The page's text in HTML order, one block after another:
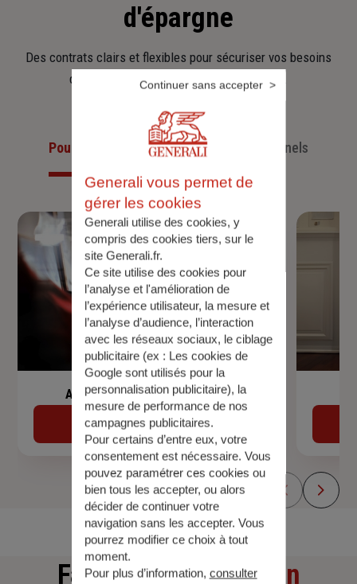
d'épargne
Des contrats clairs et flexibles pour sécuriser vos besoins
d’aujourd’hui et anticiper ceux de demain.
Pour les particuliersPour les professionnels
Assurance de prêt immobilier
Découvrir
Faitesune simulation
Generali vous permet de
gérer les cookies
Generali utilise des cookies, y
compris des cookies tiers, sur le
site Generali.fr.
Ce site utilise des cookies pour
l’analyse et l'amélioration de
l’expérience utilisateur, la mesure et
l’analyse d’audience, l’interaction
avec les réseaux sociaux, le ciblage
publicitaire (ex : Les cookies de
Google sont utilisés pour la
personnalisation publicitaire), la
mesure de performance de nos
campagnes publicitaires.
Pour certains d’entre eux, votre
consentement est nécessaire. Vous
pouvez paramétrer ces cookies ou
bien tous les accepter, ou alors
décider de continuer votre
navigation sans les accepter. Vous
pourrez modifier ce choix à tout
moment.
Pour plus d’information, consulter
Continuer sans accepter